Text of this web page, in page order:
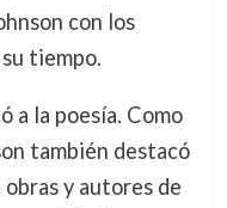
con los
tiempo.
a la poesía. Como
también destacó
y autores de